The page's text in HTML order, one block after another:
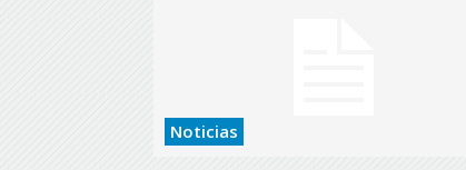
Noticias